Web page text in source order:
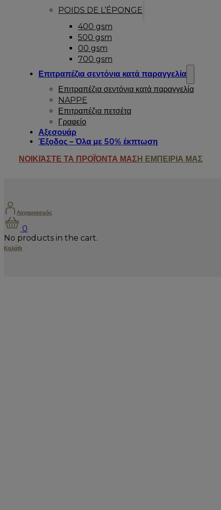
POIDS DE L’ÉPONGE
400 gsm
500 gsm
00 gsm
700 gsm
Επιτραπέζια σεντόνια κατά παραγγελία
Επιτραπέζια σεντόνια κατά παραγγελία
NAPPE
Επιτραπέζια πετσέτα
Γραφείο
Αξεσουάρ
Έξοδος – Όλα με 50% έκπτωση
ΝΟΙΚΙΆΣΤΕ ΤΑ ΠΡΟΪΌΝΤΑ ΜΑΣΗ ΕΜΠΕΙΡΙΑ ΜΑΣ
Λογαριασμός
0
No products in the cart.
Καλάθι